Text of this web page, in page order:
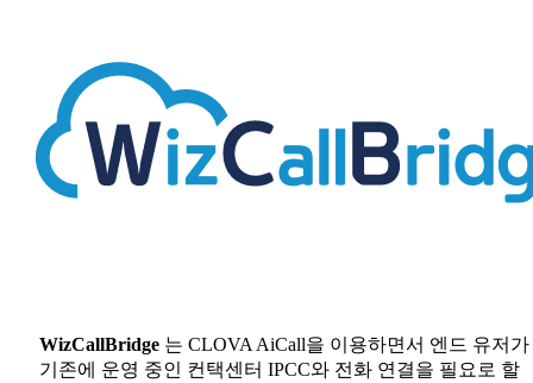
WizCallBridge 는 CLOVA AiCall을 이용하면서 엔드 유저가
기존에 운영 중인 컨택센터 IPCC와 전화 연결을 필요로 할